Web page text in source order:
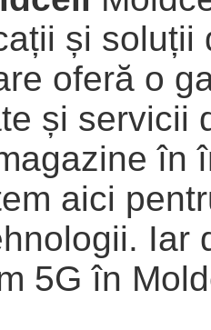
și soluții
oferă o
și servicii
în
aici
Iar
5G în